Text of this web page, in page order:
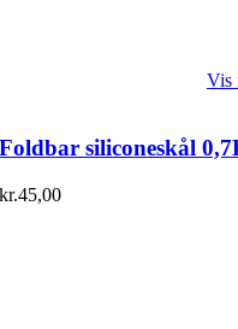
Vis
Foldbar siliconeskål
kr.45,00